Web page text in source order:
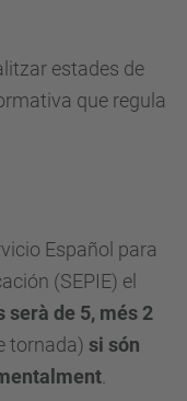
estades de
que regula
Español para
(SEPIE) el
de 5, més 2
tornada) si són